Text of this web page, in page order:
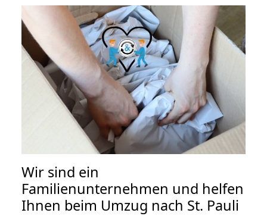
Wir sind ein
Familienunternehmen und helfen
Ihnen beim Umzug nach St. Pauli